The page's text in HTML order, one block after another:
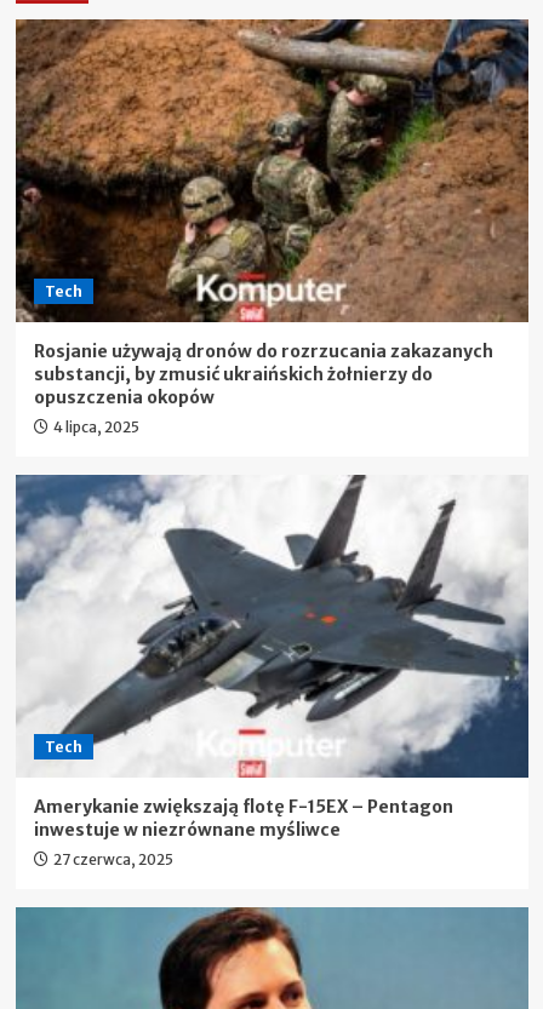
Tech
Rosjanie używają dronów do rozrzucania zakazanych
substancji, by zmusić ukraińskich żołnierzy do
opuszczenia okopów
4 lipca, 2025
Tech
Amerykanie zwiększają flotę F-15EX – Pentagon
inwestuje w niezrównane myśliwce
27 czerwca, 2025